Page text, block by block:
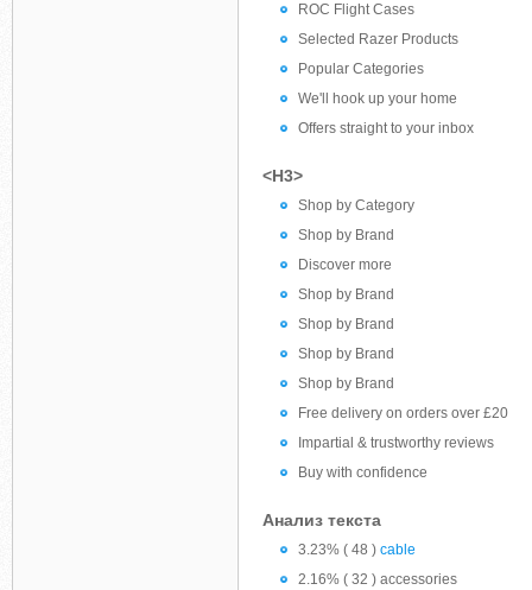
ROC Flight Cases
Selected Razer Products
Popular Categories
We'll hook up your home
Offers straight to your inbox
<H3>
Shop by Category
Shop by Brand
Discover more
Shop by Brand
Shop by Brand
Shop by Brand
Shop by Brand
Free delivery on orders over £20
Impartial & trustworthy reviews
Buy with confidence
Анализ текста
3.23% ( 48 ) cable
2.16% ( 32 ) accessories